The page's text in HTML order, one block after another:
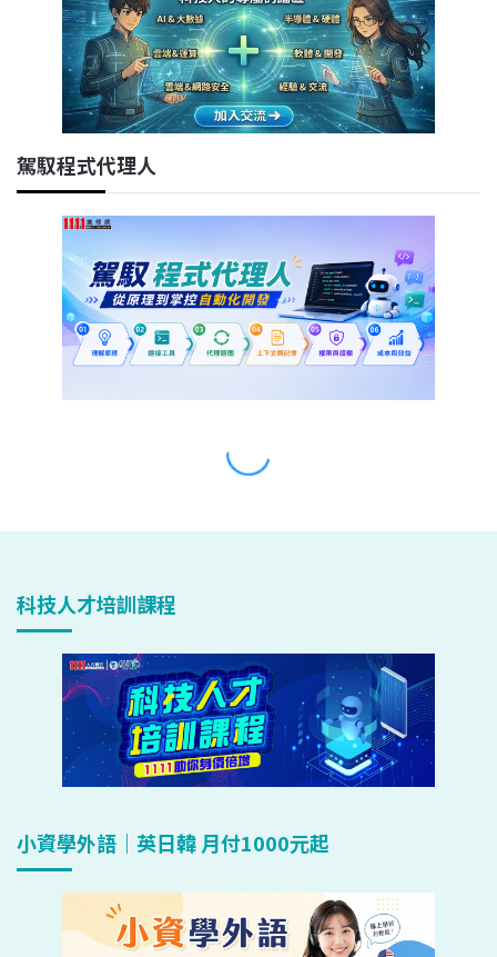
科技人才培訓課程
小資學外語｜英日韓 月付1000元起